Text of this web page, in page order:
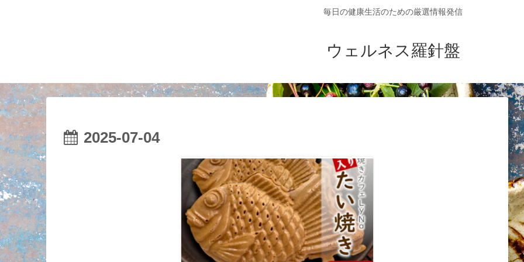
毎日の健康生活のための厳選情報発信
ウェルネス羅針盤
2025-07-04